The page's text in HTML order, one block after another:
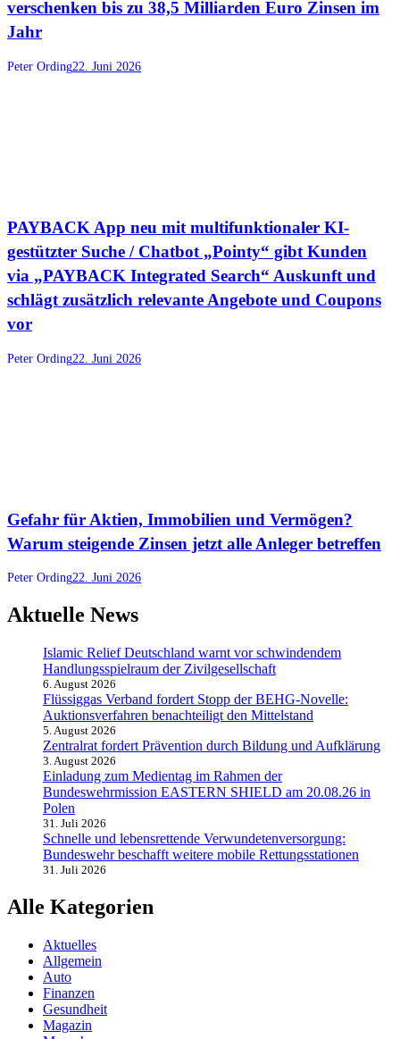
verschenken bis zu 38,5 Milliarden Euro Zinsen im
Jahr
Peter Ording22. Juni 2026
PAYBACK App neu mit multifunktionaler KI-
gestützter Suche / Chatbot „Pointy“ gibt Kunden
via „PAYBACK Integrated Search“ Auskunft und
schlägt zusätzlich relevante Angebote und Coupons
vor
Peter Ording22. Juni 2026
Gefahr für Aktien, Immobilien und Vermögen?
Warum steigende Zinsen jetzt alle Anleger betreffen
Peter Ording22. Juni 2026
Aktuelle News
Islamic Relief Deutschland warnt vor schwindendem
Handlungsspielraum der Zivilgesellschaft
6. August 2026
Flüssiggas Verband fordert Stopp der BEHG-Novelle:
Auktionsverfahren benachteiligt den Mittelstand
5. August 2026
Zentralrat fordert Prävention durch Bildung und Aufklärung
3. August 2026
Einladung zum Medientag im Rahmen der
Bundeswehrmission EASTERN SHIELD am 20.08.26 in
Polen
31. Juli 2026
Schnelle und lebensrettende Verwundetenversorgung:
Bundeswehr beschafft weitere mobile Rettungsstationen
31. Juli 2026
Alle Kategorien
Aktuelles
Allgemein
Auto
Finanzen
Gesundheit
Magazin